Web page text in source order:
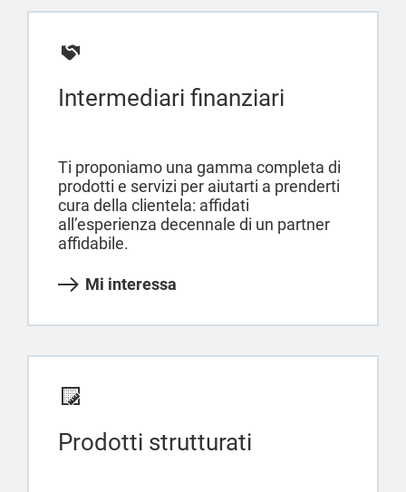
Intermediari finanziari
Ti proponiamo una gamma completa di
prodotti e servizi per aiutarti a prenderti
cura della clientela: affidati
all’esperienza decennale di un partner
affidabile.
Mi interessa
Prodotti strutturati